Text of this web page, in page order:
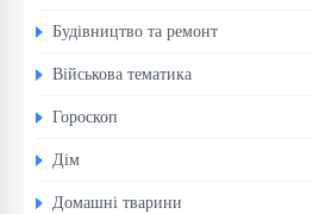
Будівництво та ремонт
Військова тематика
Гороскоп
Дім
Домашні тварини